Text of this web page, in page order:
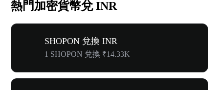
熱門加密貨幣兌 INR
SHOPON 兌換 INR
1 SHOPON 兌換 ₹14.33K